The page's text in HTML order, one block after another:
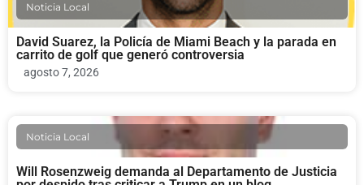
Noticia Local
David Suarez, la Policía de Miami Beach y la parada en
carrito de golf que generó controversia
agosto 7, 2026
Noticia Local
Will Rosenzweig demanda al Departamento de Justicia